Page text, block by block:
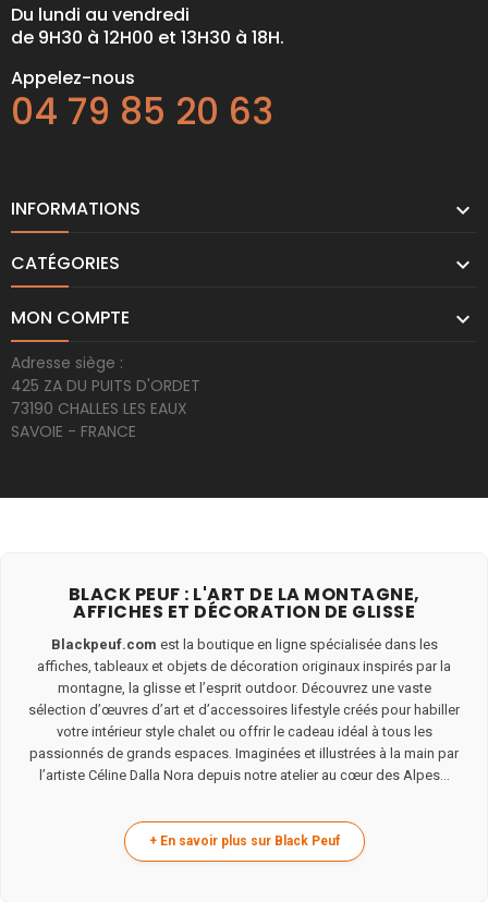
Du lundi au vendredi
de 9H30 à 12H00 et 13H30 à 18H.
Appelez-nous
04 79 85 20 63
INFORMATIONS 
CATÉGORIES 
MON COMPTE 
Adresse siège :
425 ZA DU PUITS D'ORDET
73190 CHALLES LES EAUX
SAVOIE - FRANCE
BLACK PEUF : L'ART DE LA MONTAGNE,
AFFICHES ET DÉCORATION DE GLISSE
Blackpeuf.com est la boutique en ligne spécialisée dans les
affiches, tableaux et objets de décoration originaux inspirés par la
montagne, la glisse et l’esprit outdoor. Découvrez une vaste
sélection d’œuvres d’art et d’accessoires lifestyle créés pour habiller
votre intérieur style chalet ou offrir le cadeau idéal à tous les
passionnés de grands espaces. Imaginées et illustrées à la main par
l’artiste Céline Dalla Nora depuis notre atelier au cœur des Alpes...